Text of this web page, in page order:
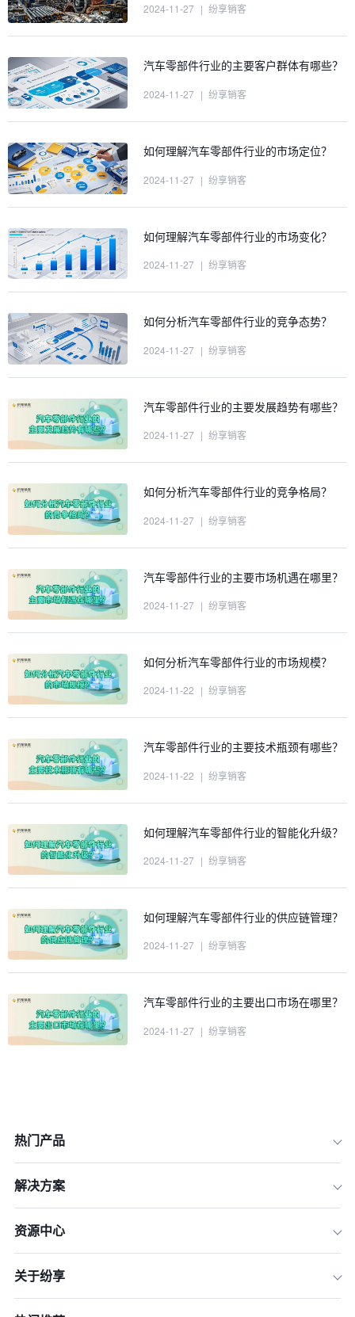
四、技术进步与创新需求
2024-11-27 | 纷享销客
汽车零部件行业的主要客户群体有哪些？
2024-11-27 | 纷享销客
如何理解汽车零部件行业的市场定位？
2024-11-27 | 纷享销客
如何理解汽车零部件行业的市场变化？
2024-11-27 | 纷享销客
如何分析汽车零部件行业的竞争态势？
2024-11-27 | 纷享销客
汽车零部件行业的主要发展趋势有哪些？
2024-11-27 | 纷享销客
如何分析汽车零部件行业的竞争格局？
2024-11-27 | 纷享销客
汽车零部件行业的主要市场机遇在哪里？
2024-11-27 | 纷享销客
如何分析汽车零部件行业的市场规模？
2024-11-22 | 纷享销客
汽车零部件行业的主要技术瓶颈有哪些？
2024-11-22 | 纷享销客
如何理解汽车零部件行业的智能化升级？
2024-11-27 | 纷享销客
如何理解汽车零部件行业的供应链管理？
2024-11-27 | 纷享销客
汽车零部件行业的主要出口市场在哪里？
2024-11-27 | 纷享销客
热门产品
解决方案
资源中心
关于纷享